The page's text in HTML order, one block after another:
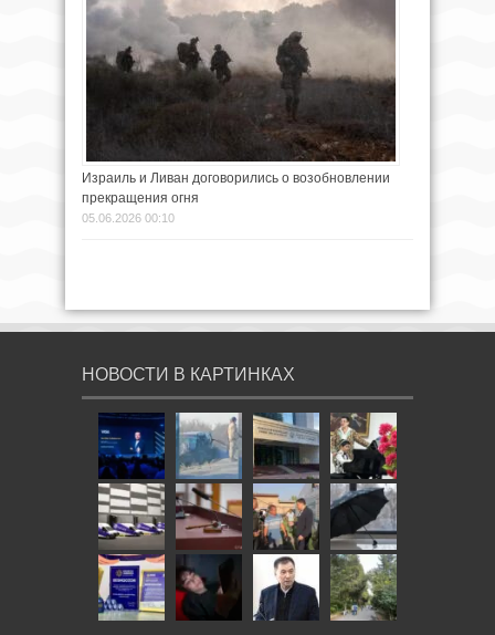
Израиль и Ливан договорились о возобновлении
прекращения огня
05.06.2026 00:10
НОВОСТИ В КАРТИНКАХ